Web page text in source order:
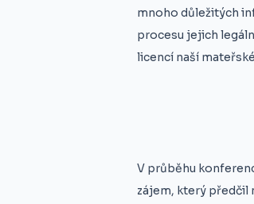
mnoho důležitých
procesu jejich
licencí naší
V průběhu
zájem, který předčil